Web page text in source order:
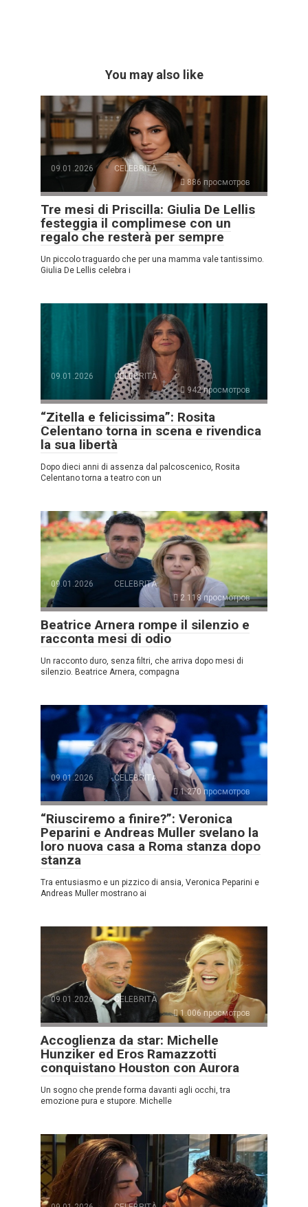
You may also like
09.01.2026
CELEBRITÀ
886 просмотров
Tre mesi di Priscilla: Giulia De Lellis
festeggia il complimese con un
regalo che resterà per sempre
Un piccolo traguardo che per una mamma vale tantissimo.
Giulia De Lellis celebra i
09.01.2026
CELEBRITÀ
942 просмотров
“Zitella e felicissima”: Rosita
Celentano torna in scena e rivendica
la sua libertà
Dopo dieci anni di assenza dal palcoscenico, Rosita
Celentano torna a teatro con un
09.01.2026
CELEBRITÀ
2.118 просмотров
Beatrice Arnera rompe il silenzio e
racconta mesi di odio
Un racconto duro, senza filtri, che arriva dopo mesi di
silenzio. Beatrice Arnera, compagna
09.01.2026
CELEBRITÀ
1.270 просмотров
“Riusciremo a finire?”: Veronica
Peparini e Andreas Muller svelano la
loro nuova casa a Roma stanza dopo
stanza
Tra entusiasmo e un pizzico di ansia, Veronica Peparini e
Andreas Muller mostrano ai
09.01.2026
CELEBRITÀ
1.006 просмотров
Accoglienza da star: Michelle
Hunziker ed Eros Ramazzotti
conquistano Houston con Aurora
Un sogno che prende forma davanti agli occhi, tra
emozione pura e stupore. Michelle